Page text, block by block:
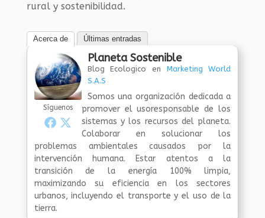
rural y sostenibilidad.
Acerca de Últimas entradas
Síguenos
Planeta Sostenible
Blog Ecologico en Marketing World
S.A.S
Somos una organización dedicada a
promover el usoresponsable de los
sistemas y los recursos del planeta.
Colaborar en solucionar los
problemas ambientales causados por la
intervención humana. Estar atentos a la
transición de la energía 100% limpia,
maximizando su eficiencia en los sectores
urbanos, incluyendo el transporte y el uso de la
tierra.